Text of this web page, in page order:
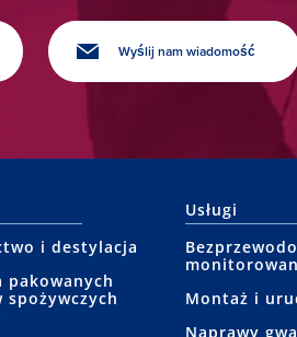
Wyślij nam wiadomość
i destylacja
pakowanych
spożywczych
Usługi
Montaż i
Naprawy